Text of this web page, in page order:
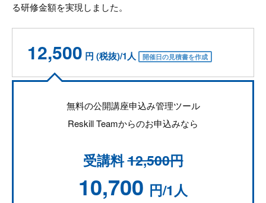
る研修金額を実現しました。
12,500 円 (税抜)/1人 開催日の見積書を作成
無料の公開講座申込み管理ツール
Reskill Teamからのお申込みなら
受講料12,500円
10,700 円/1人